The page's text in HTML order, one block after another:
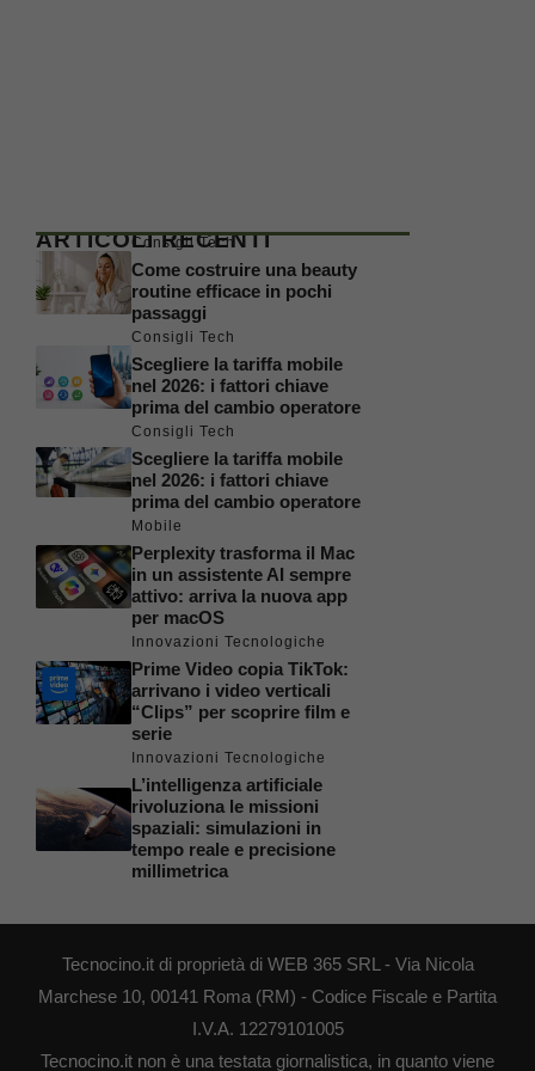
ARTICOLI RECENTI
Consigli Tech
Come costruire una beauty
routine efficace in pochi
passaggi
Consigli Tech
Scegliere la tariffa mobile
nel 2026: i fattori chiave
prima del cambio operatore
Consigli Tech
Scegliere la tariffa mobile
nel 2026: i fattori chiave
prima del cambio operatore
Mobile
Perplexity trasforma il Mac
in un assistente AI sempre
attivo: arriva la nuova app
per macOS
Innovazioni Tecnologiche
Prime Video copia TikTok:
arrivano i video verticali
“Clips” per scoprire film e
serie
Innovazioni Tecnologiche
L’intelligenza artificiale
rivoluziona le missioni
spaziali: simulazioni in
tempo reale e precisione
millimetrica
Tecnocino.it di proprietà di WEB 365 SRL - Via Nicola
Marchese 10, 00141 Roma (RM) - Codice Fiscale e Partita
I.V.A. 12279101005
Tecnocino.it non è una testata giornalistica, in quanto viene